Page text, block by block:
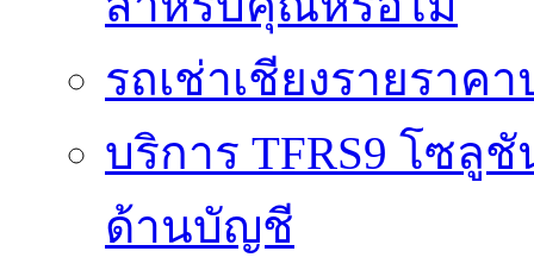
รถเช่าเชียงรายราค
บริการ TFRS9 โซลู
ด้านบัญชี